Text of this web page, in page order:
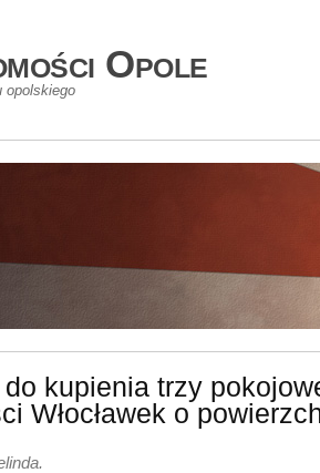
Opole
opolskiego
kupienia trzy
Włocławek o
.